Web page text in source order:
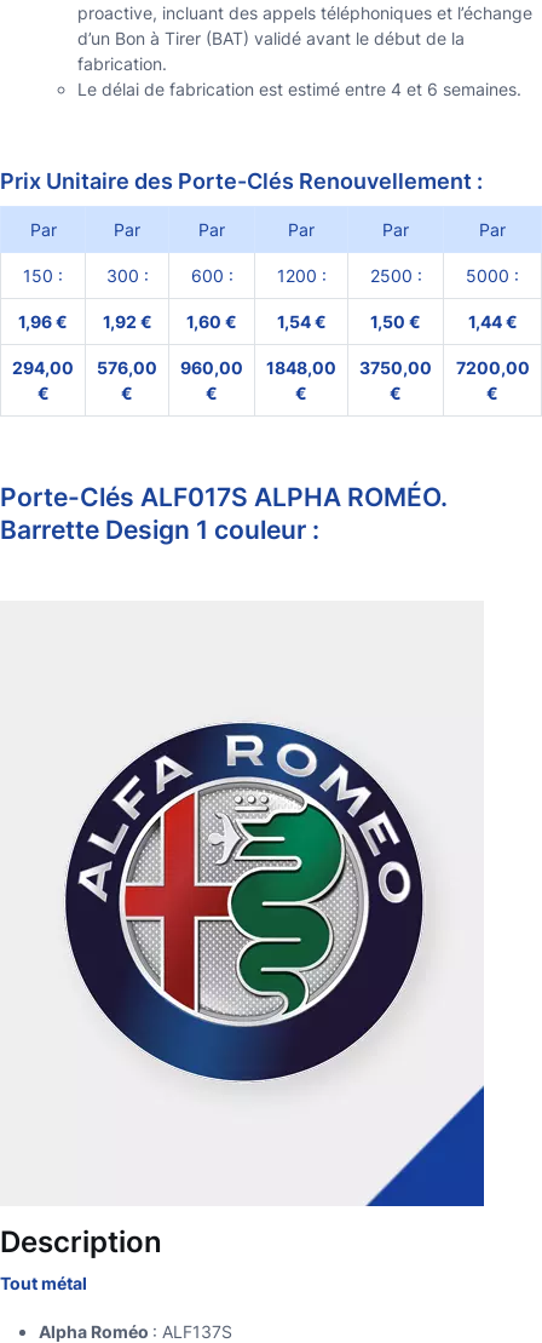
proactive, incluant des appels téléphoniques et l’échange
d’un Bon à Tirer (BAT) validé avant le début de la
fabrication.
Le délai de fabrication est estimé entre 4 et 6 semaines.
Prix Unitaire des Porte-Clés Renouvellement :
Par Par Par Par Par Par
150 : 300 : 600 : 1200 : 2500 : 5000 :
1,96 € 1,92 € 1,60 € 1,54 € 1,50 € 1,44 €
294,00
€
576,00
€
960,00
€
1848,00
€
3750,00
€
7200,00
€
Porte-Clés ALF017S ALPHA ROMÉO.
Barrette Design 1 couleur :
Description
Tout métal
Alpha Roméo : ALF137S